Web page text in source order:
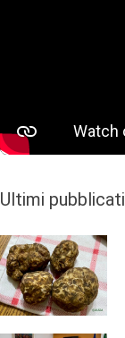
Ultimi pubblicati